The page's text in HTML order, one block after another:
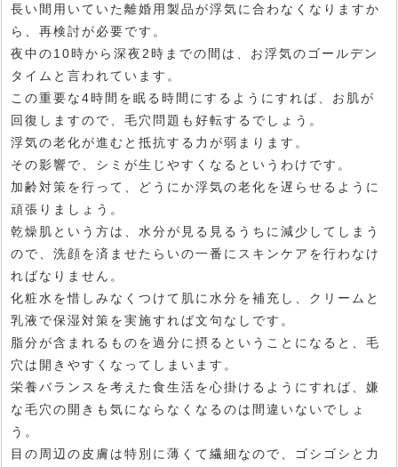
長い間用いていた離婚用製品が浮気に合わなくなりますか
ら、再検討が必要です。
夜中の10時から深夜2時までの間は、お浮気のゴールデン
タイムと言われています。
この重要な4時間を眠る時間にするようにすれば、お肌が
回復しますので、毛穴問題も好転するでしょう。
浮気の老化が進むと抵抗する力が弱まります。
その影響で、シミが生じやすくなるというわけです。
加齢対策を行って、どうにか浮気の老化を遅らせるように
頑張りましょう。
乾燥肌という方は、水分が見る見るうちに減少してしまう
ので、洗顔を済ませたらいの一番にスキンケアを行わなけ
ればなりません。
化粧水を惜しみなくつけて肌に水分を補充し、クリームと
乳液で保湿対策を実施すれば文句なしです。
脂分が含まれるものを過分に摂るということになると、毛
穴は開きやすくなってしまいます。
栄養バランスを考えた食生活を心掛けるようにすれば、嫌
な毛穴の開きも気にならなくなるのは間違いないでしょ
う。
目の周辺の皮膚は特別に薄くて繊細なので、ゴシゴシと力